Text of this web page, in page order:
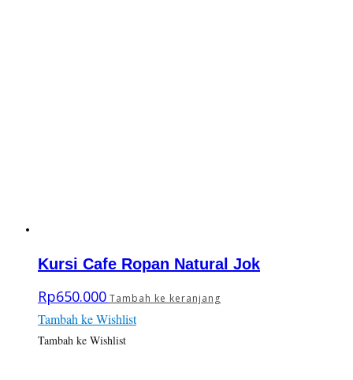
Kursi Cafe Ropan Natural Jok
Rp650.000 Tambah ke keranjang
Tambah ke Wishlist
Tambah ke Wishlist